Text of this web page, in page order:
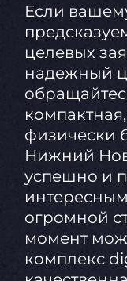
Если
целевых
надежный
физически
Нижний
успешно и
огромной
момент
комплекс